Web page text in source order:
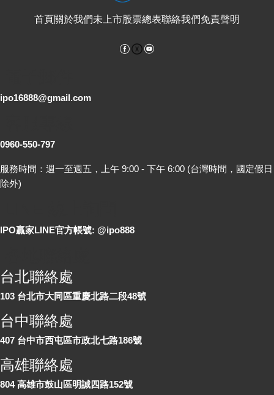
首頁關於我們未上市股票總表聯絡我們免責聲明
Facebook
ipo16888@gmail.com
0960-550-797
服務時間：週一至週五，上午 9:00 - 下午 6:00 (台灣時間，國定假日
除外)
IPO贏家LINE官方帳號: @ipo888
台北聯絡處
103 台北市大同區重慶北路二段48號
台中聯絡處
407 台中市西屯區市政北七路186號
高雄聯絡處
804 高雄市鼓山區明誠四路152號